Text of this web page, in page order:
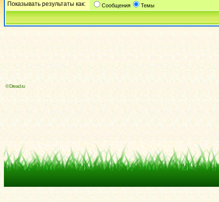
Показывать результаты как: Сообщения Темы
© Dread.ru